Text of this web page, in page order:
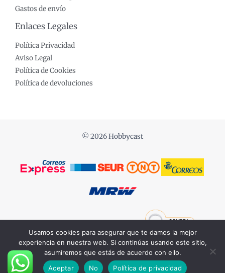
Gastos de envío
Enlaces Legales
Política Privacidad
Aviso Legal
Política de Cookies
Política de devoluciones
© 2026 Hobbycast
Usamos cookies para asegurar que te damos la mejor
experiencia en nuestra web. Si continúas usando este sitio,
asumiremos que estás de acuerdo con ello.
Aceptar
No Política de privacidad